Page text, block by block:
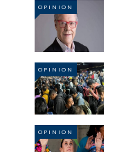
OPINION
OPINION
OPINION